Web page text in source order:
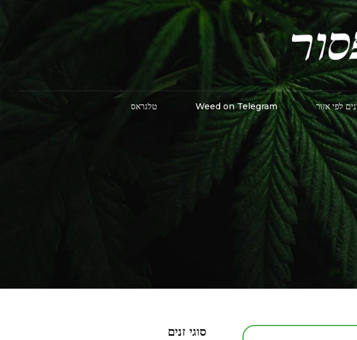
לפי אזור Weed on Telegram טלגראס
סוגי זנים